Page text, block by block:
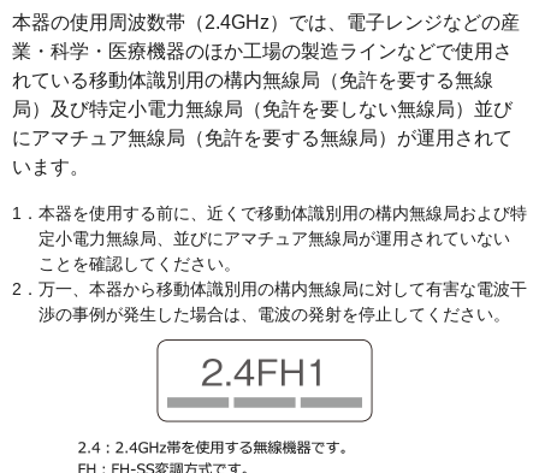
本器の使用周波数帯（2.4GHz）では、電子レンジなどの産
業・科学・医療機器のほか工場の製造ラインなどで使用さ
れている移動体識別用の構内無線局（免許を要する無線
局）及び特定小電力無線局（免許を要しない無線局）並び
にアマチュア無線局（免許を要する無線局）が運用されて
います。
1．本器を使用する前に、近くで移動体識別用の構内無線局および特
定小電力無線局、並びにアマチュア無線局が運用されていない
ことを確認してください。
2．万一、本器から移動体識別用の構内無線局に対して有害な電波干
渉の事例が発生した場合は、電波の発射を停止してください。